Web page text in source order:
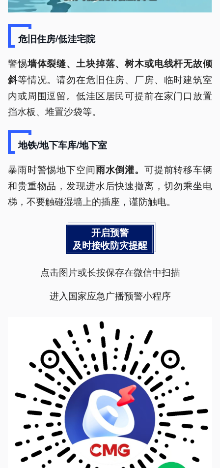
危旧住房/低洼宅院
警惕墙体裂缝、土块掉落、树木或电线杆无故倾
斜等情况。请勿在危旧住房、厂房、临时建筑室
内或周围逗留。低洼区居民可提前在家门口放置
挡水板、堆置沙袋等。
地铁/地下车库/地下室
暴雨时警惕地下空间雨水倒灌。 可提前转移车辆
和贵重物品，发现进水后快速撤离，切勿乘坐电
梯，不要触碰湿墙上的插座，谨防触电。
开启预警
及时接收防灾提醒
点击图片或长按保存在微信中扫描
进入国家应急广播预警小程序